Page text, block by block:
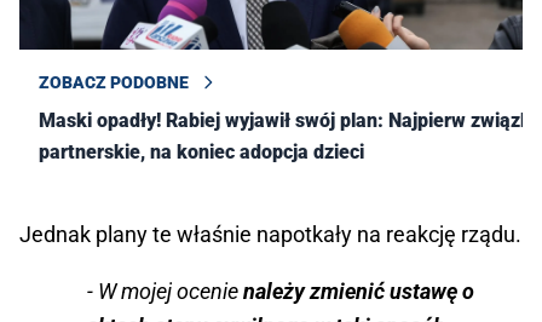
ZOBACZ PODOBNE
Maski opadły! Rabiej wyjawił swój plan: Najpierw związki
partnerskie, na koniec adopcja dzieci
Jednak plany te właśnie napotkały na reakcję rządu.
- W mojej ocenienależy zmienić ustawę o